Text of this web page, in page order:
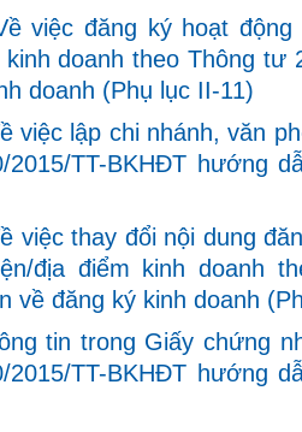
việc đăng ký hoạt
doanh theo Thông tư
doanh (Phụ lục II-11)
việc lập chi nhánh, văn
TT-BKHĐT hướng
việc thay đổi nội dung
địa điểm kinh doanh
về đăng ký kinh doanh
tin trong Giấy chứng
TT-BKHĐT hướng